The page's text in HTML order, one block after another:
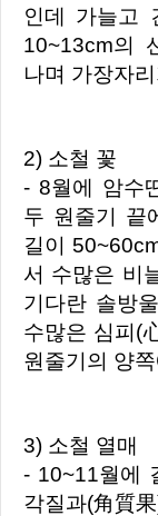
인데 가늘고
10~13cm의
나며 가장자
2) 소철 꽃
- 8월에 암수
두 원줄기 끝
길이
서 수많은 비
기다란 솔방
수많은 심피(
원줄기의 양
3) 소철 열매
- 10~11월에
각질과(角質